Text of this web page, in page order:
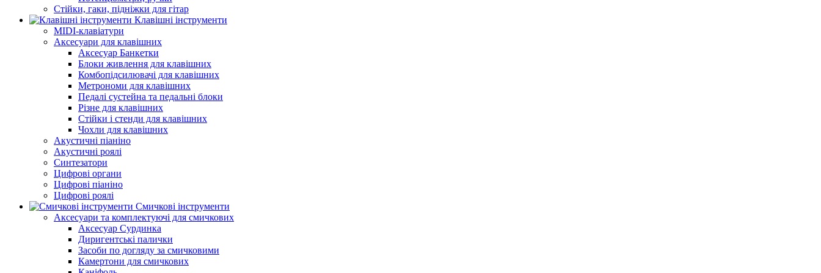
Стійки, гаки, підніжки для гітар
Клавішні інструменти
MIDI-клавіатури
Аксесуари для клавішних
Аксесуар Банкетки
Блоки живлення для клавішних
Комбопідсилювачі для клавішних
Метрономи для клавішних
Педалі сустейна та педальні блоки
Різне для клавішних
Стійки і стенди для клавішних
Чохли для клавішних
Акустичні піаніно
Акустичні роялі
Синтезатори
Цифрові органи
Цифрові піаніно
Цифрові роялі
Смичкові інструменти
Аксесуари та комплектуючі для смичкових
Аксесуар Сурдинка
Диригентські палички
Засоби по догляду за смичковими
Камертони для смичкових